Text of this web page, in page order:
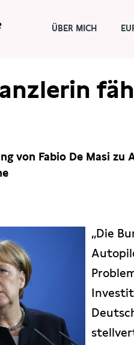
ÜBER MICH
von Fabio De Masi zu
„Die